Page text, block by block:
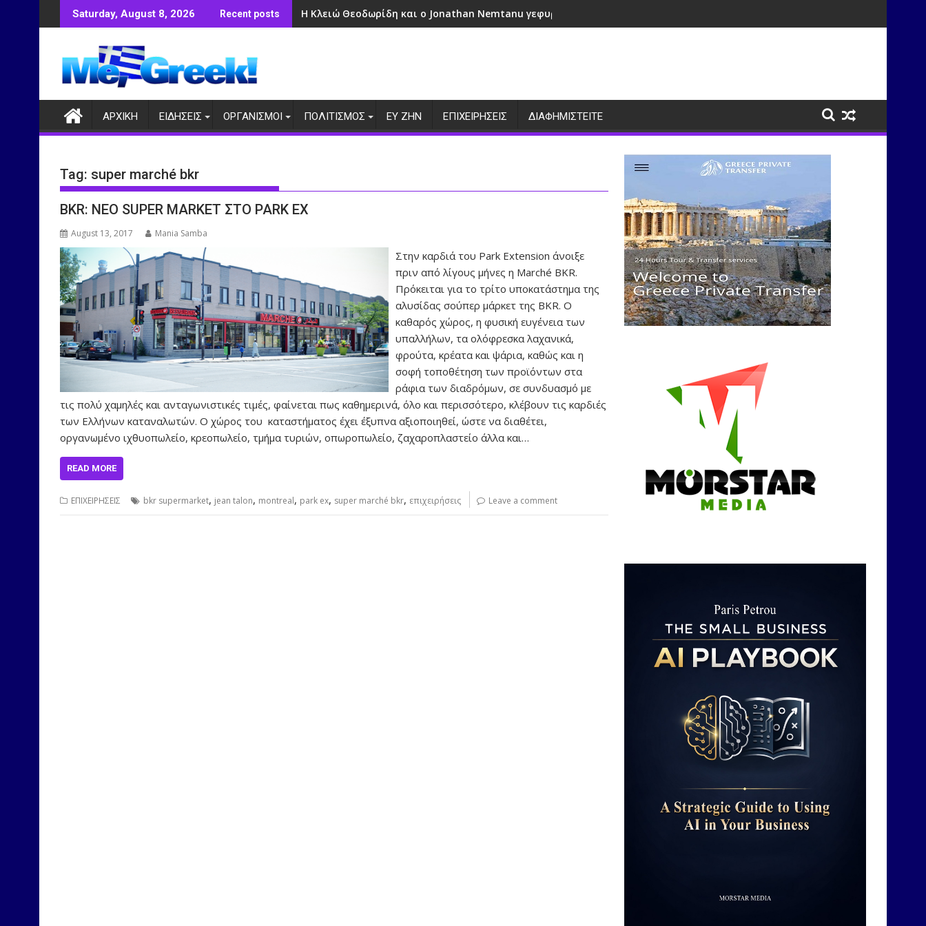
to
Saturday, August 8, 2026 Recent posts Η Κλειώ Θεοδωρίδη και ο Jonathan Nemtanu γεφυρώνουν πολιτισμούς μέσα από τη μουσική
ΑΡΧΙΚΗ ΕΙΔΗΣΕΙΣ ΟΡΓΑΝΙΣΜΟΙ ΠΟΛΙΤΙΣΜΟΣ ΕΥ ΖΗΝ ΕΠΙΧΕΙΡΗΣΕΙΣ ΔΙΑΦΗΜΙΣΤΕΙΤΕ
Tag: super marché bkr
BKR: ΝΕΟ SUPER MARKET ΣΤΟ PARK EX
August 13, 2017 Mania Samba
Στην καρδιά του Park Extension άνοιξε
πριν από λίγους μήνες η Marché BKR.
Πρόκειται για το τρίτο υποκατάστημα της
αλυσίδας σούπερ μάρκετ της BKR. O
καθαρός χώρος, η φυσική ευγένεια των
υπαλλήλων, τα ολόφρεσκα λαχανικά,
φρούτα, κρέατα και ψάρια, καθώς και η
σοφή τοποθέτηση των προϊόντων στα
ράφια των διαδρόμων, σε συνδυασμό με
τις πολύ χαμηλές και ανταγωνιστικές τιμές, φαίνεται πως καθημερινά, όλο και περισσότερο, κλέβουν τις καρδιές
των Ελλήνων καταναλωτών. Ο χώρος του καταστήματος έχει έξυπνα αξιοποιηθεί, ώστε να διαθέτει,
οργανωμένο ιχθυοπωλείο, κρεοπωλείο, τμήμα τυριών, οπωροπωλείο, ζαχαροπλαστείο άλλα και…
READ MORE
ΕΠΙΧΕΙΡΗΣΕΙΣ bkr supermarket, jean talon, montreal, park ex, super marché bkr, επιχειρήσεις Leave a comment